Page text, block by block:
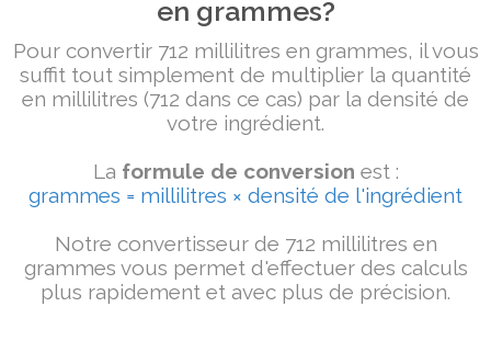
en grammes?
Pour convertir 712 millilitres en grammes, il vous
suffit tout simplement de multiplier la quantité
en millilitres (712 dans ce cas) par la densité de
votre ingrédient.
La formule de conversion est :
grammes = millilitres × densité de l'ingrédient
Notre convertisseur de 712 millilitres en
grammes vous permet d'effectuer des calculs
plus rapidement et avec plus de précision.